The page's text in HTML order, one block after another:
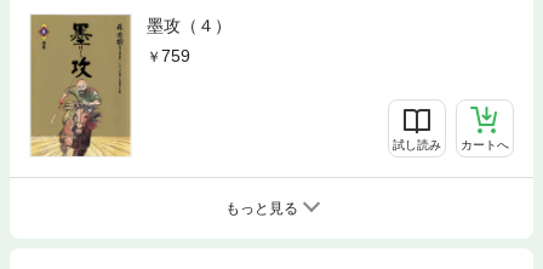
墨攻（４）
759
試し読み カートへ
もっと見る